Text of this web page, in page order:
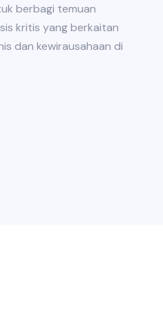
berbagi temuan
kritis yang berkaitan
dan kewirausahaan di